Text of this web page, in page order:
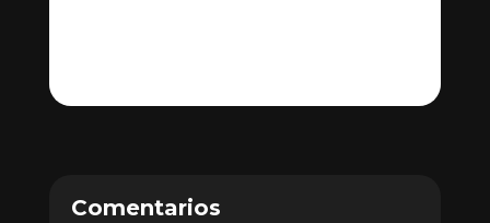
Comentarios